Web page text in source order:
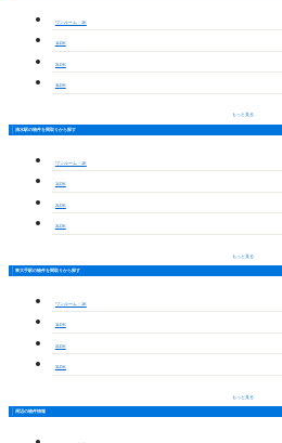
ワンルーム・1K
1LDK
2LDK
3LDK
もっと見る
清水駅の物件を間取りから探す
ワンルーム・1K
1LDK
2LDK
3LDK
もっと見る
東大手駅の物件を間取りから探す
ワンルーム・1K
1LDK
2LDK
3LDK
もっと見る
周辺の物件情報